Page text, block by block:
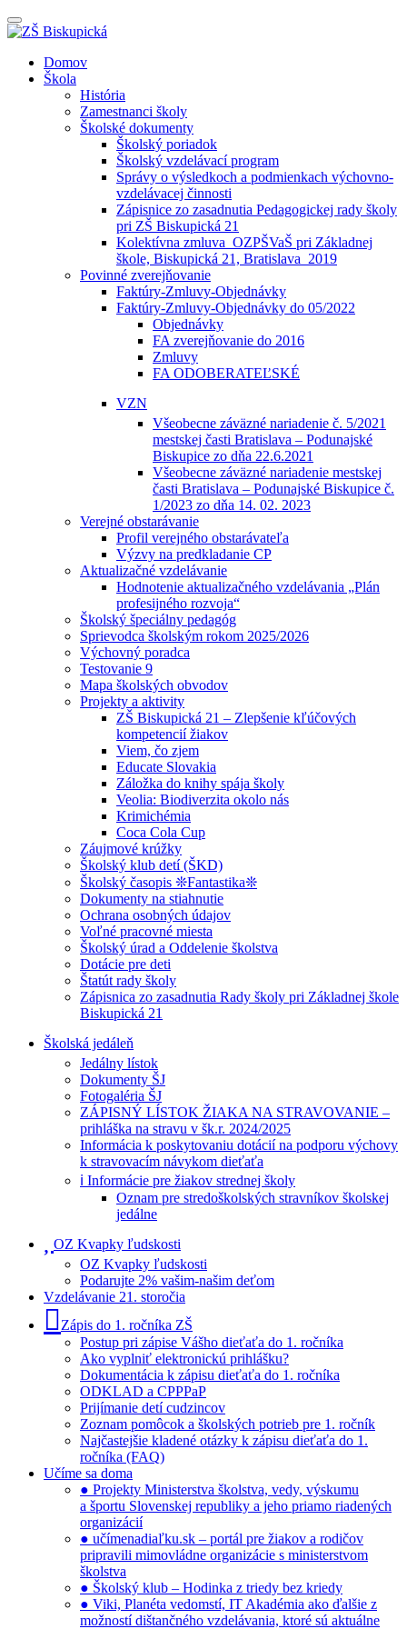
Prepínateľná
navigácia
Prejsť
Domov
Škola
História
Zamestnanci školy
Školské dokumenty
Školský poriadok
Školský vzdelávací program
Správy o výsledkoch a podmienkach výchovno-
vzdelávacej činnosti
Zápisnice zo zasadnutia Pedagogickej rady školy
pri ZŠ Biskupická 21
Kolektívna zmluva_OZPŠVaŠ pri Základnej
škole, Biskupická 21, Bratislava_2019
Povinné zverejňovanie
Faktúry-Zmluvy-Objednávky
Faktúry-Zmluvy-Objednávky do 05/2022
Objednávky
FA zverejňovanie do 2016
Zmluvy
FA ODOBERATEĽSKÉ
VZN
Všeobecne záväzné nariadenie č. 5/2021
mestskej časti Bratislava – Podunajské
Biskupice zo dňa 22.6.2021
Všeobecne záväzné nariadenie mestskej
časti Bratislava – Podunajské Biskupice č.
1/2023 zo dňa 14. 02. 2023
Verejné obstarávanie
Profil verejného obstarávateľa
Výzvy na predkladanie CP
Aktualizačné vzdelávanie
Hodnotenie aktualizačného vzdelávania „Plán
profesijného rozvoja“
Školský špeciálny pedagóg
Sprievodca školským rokom 2025/2026
Výchovný poradca
Testovanie 9
Mapa školských obvodov
Projekty a aktivity
ZŠ Biskupická 21 – Zlepšenie kľúčových
kompetencií žiakov
Viem, čo zjem
Educate Slovakia
Záložka do knihy spája školy
Veolia: Biodiverzita okolo nás
Krimichémia
Coca Cola Cup
Záujmové krúžky
Školský klub detí (ŠKD)
Školský časopis ❊Fantastika❊
Dokumenty na stiahnutie
Ochrana osobných údajov
Voľné pracovné miesta
Školský úrad a Oddelenie školstva
Dotácie pre deti
Štatút rady školy
Zápisnica zo zasadnutia Rady školy pri Základnej škole
Biskupická 21
Školská jedáleň
Jedálny lístok
Dokumenty ŠJ
Fotogaléria ŠJ
ZÁPISNÝ LÍSTOK ŽIAKA NA STRAVOVANIE –
prihláška na stravu v šk.r. 2024/2025
Informácia k poskytovaniu dotácií na podporu výchovy
k stravovacím návykom dieťaťa
ℹ️ Informácie pre žiakov strednej školy
Oznam pre stredoškolských stravníkov školskej
jedálne
OZ Kvapky ľudskosti
OZ Kvapky ľudskosti
Podarujte 2% vašim-našim deťom
Vzdelávanie 21. storočia
Zápis do 1. ročníka ZŠ
Postup pri zápise Vášho dieťaťa do 1. ročníka
Ako vyplniť elektronickú prihlášku?
Dokumentácia k zápisu dieťaťa do 1. ročníka
ODKLAD a CPPPaP
Prijímanie detí cudzincov
Zoznam pomôcok a školských potrieb pre 1. ročník
Najčastejšie kladené otázky k zápisu dieťaťa do 1.
ročníka (FAQ)
Učíme sa doma
● Projekty Ministerstva školstva, vedy, výskumu
a športu Slovenskej republiky a jeho priamo riadených
organizácií
● učímenadiaľku.sk – portál pre žiakov a rodičov
pripravili mimovládne organizácie s ministerstvom
školstva
● Školský klub – Hodinka z triedy bez kriedy
● Viki, Planéta vedomstí, IT Akadémia ako ďalšie z
možností dištančného vzdelávania, ktoré sú aktuálne